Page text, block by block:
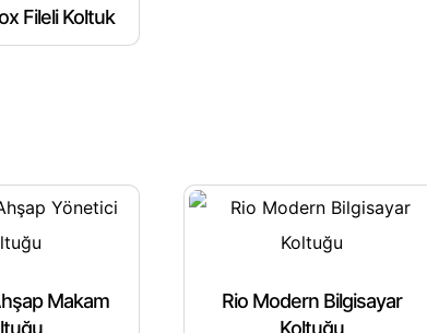
Fileli Koltuk
Makam
Rio Modern Bilgisayar
Koltuğu